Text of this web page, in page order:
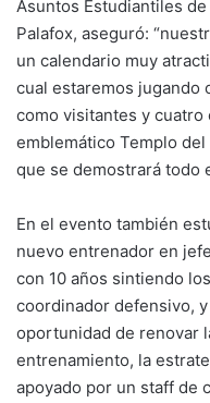
Asuntos Estudiantiles
Palafox, aseguró:
un calendario muy
cual estaremos jugando
como visitantes y
emblemático Templo
que se demostrará todo
En el evento también
nuevo entrenador en
con 10 años sintiendo
coordinador defensivo,
oportunidad de renovar
entrenamiento, la
apoyado por un staff de